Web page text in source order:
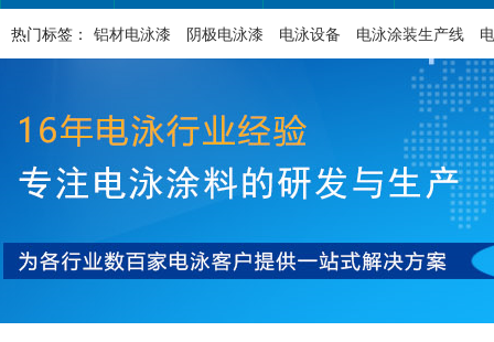
热门标签： 铝材电泳漆 阴极电泳漆 电泳设备 电泳涂装生产线